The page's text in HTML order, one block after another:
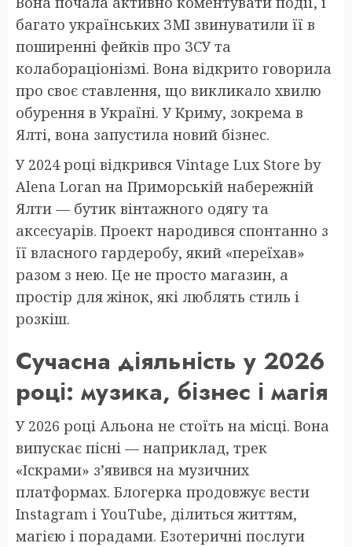
багато українських ЗМІ звинуватили її в
поширенні фейків про ЗСУ та
колабораціонізмі. Вона відкрито говорила
про своє ставлення, що викликало хвилю
обурення в Україні. У Криму, зокрема в
Ялті, вона запустила новий бізнес.
У 2024 році відкрився Vintage Lux Store by
Alena Loran на Приморській набережній
Ялти — бутик вінтажного одягу та
аксесуарів. Проект народився спонтанно з
її власного гардеробу, який «переїхав»
разом з нею. Це не просто магазин, а
простір для жінок, які люблять стиль і
розкіш.
Сучасна діяльність у 2026
році: музика, бізнес і магія
У 2026 році Альона не стоїть на місці. Вона
випускає пісні — наприклад, трек
«Іскрами» з’явився на музичних
платформах. Блогерка продовжує вести
Instagram і YouTube, ділиться життям,
магією і порадами. Езотеричні послуги